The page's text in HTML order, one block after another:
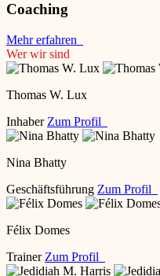
Coaching
Mehr erfahren
Wer wir sind
Thomas W. Lux
Inhaber Zum Profil
Nina Bhatty
Geschäftsführung Zum Profil
Félix Domes
Trainer Zum Profil